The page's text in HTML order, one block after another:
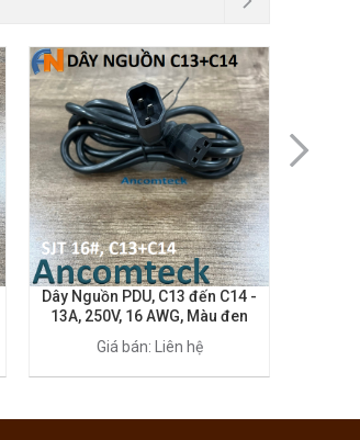
Dây Nguồn PDU, C13 đến C14 -
13A, 250V, 16 AWG, Màu đen
Giá bán: Liên hệ